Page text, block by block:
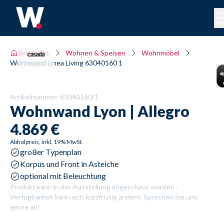
Sortiment Wohnen & Speisen
Wohnmöbel
Wohnwand Linea Living 63040160 1
Artikelnummer: 63040160/1
Wohnwand Lyon | Allegro
4.869 €
Abholpreis, inkl. 19% MwSt.
großer Typenplan
Korpus und Front in Asteiche
optional mit Beleuchtung
Produkt kann in der Ausstellung angeschaut werden -
Verfügbarkeit kann sich kurzfristig ändern. Sprechen Sie uns
gerne an!